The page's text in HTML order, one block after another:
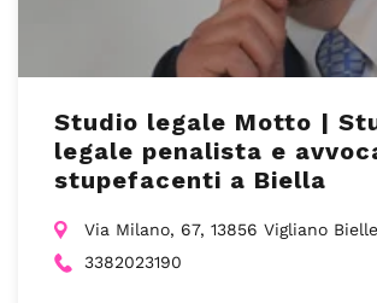
Studio legale Motto |
legale penalista e
stupefacenti a Biella
Via Milano, 67, 13856 Vigliano
3382023190